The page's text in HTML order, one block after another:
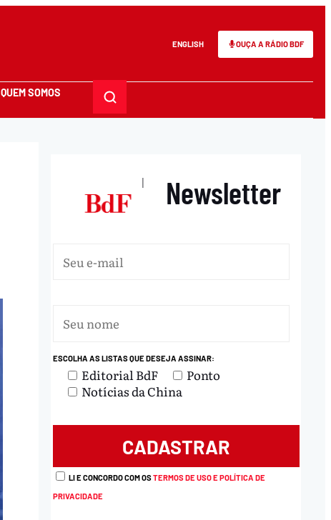
ENGLISH OUÇA A RÁDIO BDF
QUEM SOMOS
| Newsletter
ESCOLHA AS LISTAS QUE DESEJA ASSINAR:
Editorial BdF
Ponto
Notícias da China
LI E CONCORDO COM OSTERMOS DE USO E POLÍTICA DE
PRIVACIDADE